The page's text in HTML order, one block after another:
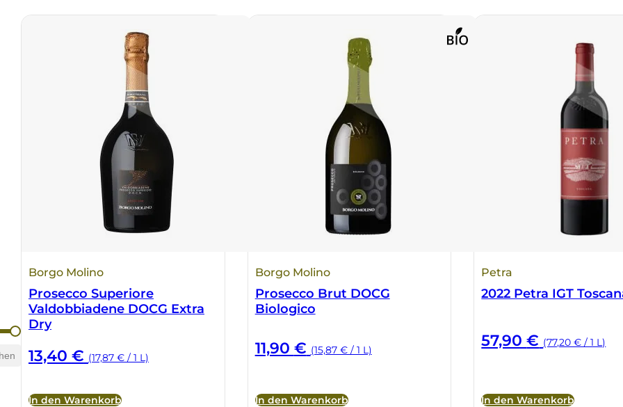
Borgo Molino
Prosecco Superiore
Valdobbiadene DOCG Extra
Dry
13,40 € (17,87 € / 1 L)
In den Warenkorb
Borgo Molino
Prosecco Brut DOCG
Biologico
11,90 € (15,87 € / 1 L)
In den Warenkorb
Petra
2022 Petra IGT
57,90€ (77,20 € / 1 L)
In den Warenkorb